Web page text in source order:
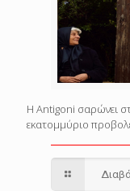
Η Antigoni σαρώνει
εκατομμύριο